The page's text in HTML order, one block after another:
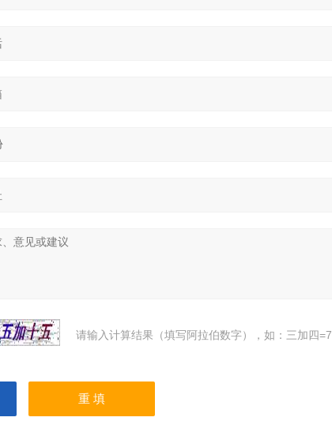
请输入计算结果（填写阿拉伯数字），如：三加四=7